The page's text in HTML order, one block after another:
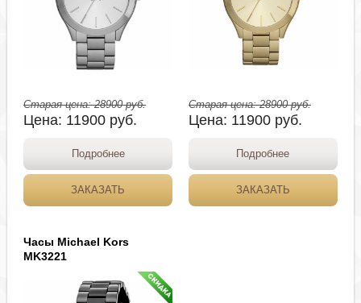
Старая цена:28900руб.
Цена: 11900 руб.
Подробнее
ЗАКАЗАТЬ
Старая цена:28900руб.
Цена: 11900 руб.
Подробнее
ЗАКАЗАТЬ
Часы Michael Kors
MK3221